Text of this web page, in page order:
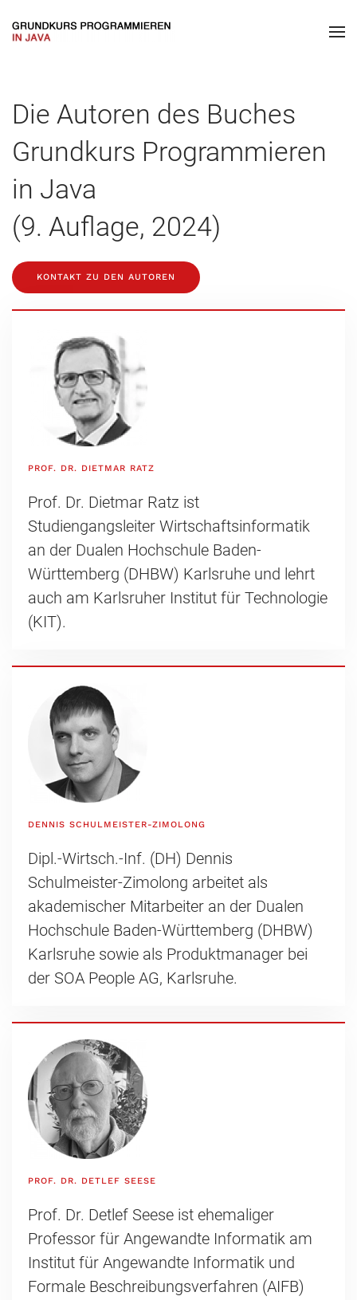
Die Autoren des Buches
Grundkurs Programmieren
in Java
(9. Auflage, 2024)
KONTAKT ZU DEN AUTOREN
PROF. DR. DIETMAR RATZ
Prof. Dr. Dietmar Ratz ist
Studiengangsleiter Wirtschaftsinformatik
an der Dualen Hochschule Baden-
Württemberg (DHBW) Karlsruhe und lehrt
auch am Karlsruher Institut für Technologie
(KIT).
DENNIS SCHULMEISTER-ZIMOLONG
Dipl.-Wirtsch.-Inf. (DH) Dennis
Schulmeister-Zimolong arbeitet als
akademischer Mitarbeiter an der Dualen
Hochschule Baden-Württemberg (DHBW)
Karlsruhe sowie als Produktmanager bei
der SOA People AG, Karlsruhe.
PROF. DR. DETLEF SEESE
Prof. Dr. Detlef Seese ist ehemaliger
Professor für Angewandte Informatik am
Institut für Angewandte Informatik und
Formale Beschreibungsverfahren (AIFB)